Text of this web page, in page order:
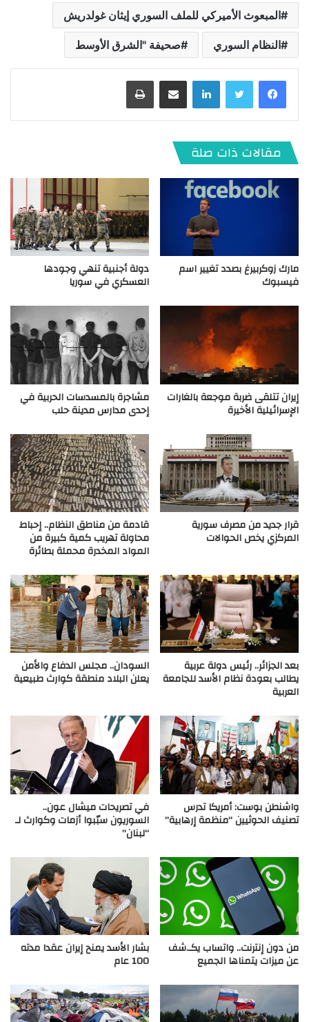
المبعوث الأميركي للملف السوري إيثان غولدريش
النظام السوري صحيفة "الشرق الأوسط
لينكدإن
مقالات ذات صلة
مارك زوكربيرغ بصدد تغيير اسم
فيسبوك
دولة أجنبية تنهي وجودها
العسكري في سوريا
إيران تتلقى ضربة موجعة بالغارات
الإسرائيلية الأخيرة
مشاجرة بالمسدسات الحربية في
إحدى مدارس مدينة حلب
قرار جديد من مصرف سورية
المركزي يخص الحوالات
قادمة من مناطق النظام.. إحباط
محاولة تهريب كمية كبيرة من
المواد المخدرة محملة بطائرة
بعد الجزائر.. رئيس دولة عربية
يطالب بعودة نظام الأسد للجامعة
العربية
السودان.. مجلس الدفاع والأمن
يعلن البلاد منطقة كوارث طبيعية
واشنطن بوست: أمريكا تدرس
تصنيف الحوثيين “منظمة إرهابية”
في تصريحات ميشال عون..
السوريون سبّبوا أزمات وكوارث لـ
“لبنان”
من دون إنترنت.. واتساب يكـ.شف
عن ميزات يتمناها الجميع
بشار الأسد يمنح إيران عقدا مدته
100 عام